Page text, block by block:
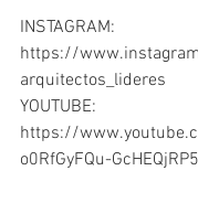
INSTAGRAM:
https://
arquitectos_lideres
YOUTUBE:
https://
o0RfGyFQu-